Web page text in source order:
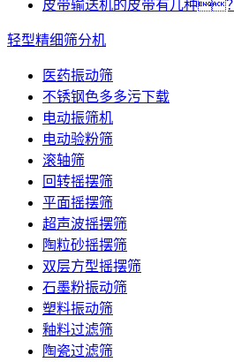
皮带输送机的皮带有几种？
轻型精细筛分机
医药振动筛
不锈钢色多多污下载
电动振筛机
电动验粉筛
滚轴筛
回转摇摆筛
平面摇摆筛
超声波摇摆筛
陶粒砂摇摆筛
双层方型摇摆筛
石墨粉振动筛
塑料振动筛
釉料过滤筛
陶瓷过滤筛